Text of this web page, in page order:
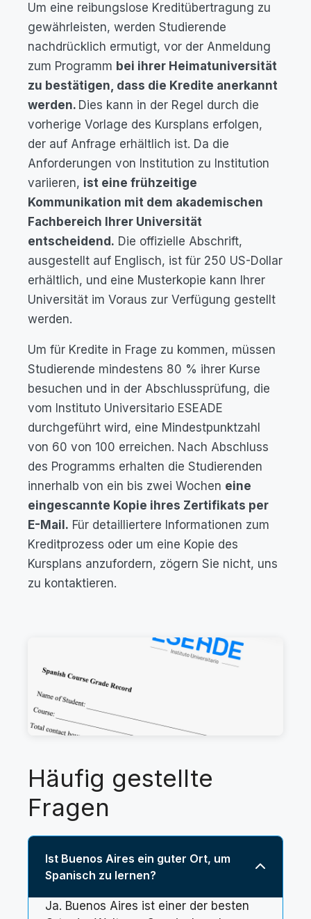
Um eine reibungslose Kreditübertragung zu
gewährleisten, werden Studierende
nachdrücklich ermutigt, vor der Anmeldung
zum Programm bei ihrer Heimatuniversität
zu bestätigen, dass die Kredite anerkannt
werden. Dies kann in der Regel durch die
vorherige Vorlage des Kursplans erfolgen,
der auf Anfrage erhältlich ist. Da die
Anforderungen von Institution zu Institution
variieren, ist eine frühzeitige
Kommunikation mit dem akademischen
Fachbereich Ihrer Universität
entscheidend. Die offizielle Abschrift,
ausgestellt auf Englisch, ist für 250 US-Dollar
erhältlich, und eine Musterkopie kann Ihrer
Universität im Voraus zur Verfügung gestellt
werden.
Um für Kredite in Frage zu kommen, müssen
Studierende mindestens 80 % ihrer Kurse
besuchen und in der Abschlussprüfung, die
vom Instituto Universitario ESEADE
durchgeführt wird, eine Mindestpunktzahl
von 60 von 100 erreichen. Nach Abschluss
des Programms erhalten die Studierenden
innerhalb von ein bis zwei Wochen eine
eingescannte Kopie ihres Zertifikats per
E-Mail. Für detailliertere Informationen zum
Kreditprozess oder um eine Kopie des
Kursplans anzufordern, zögern Sie nicht, uns
zu kontaktieren.
Häufig gestellte
Fragen
Ist Buenos Aires ein guter Ort, um
Spanisch zu lernen?
Ja. Buenos Aires ist einer der besten